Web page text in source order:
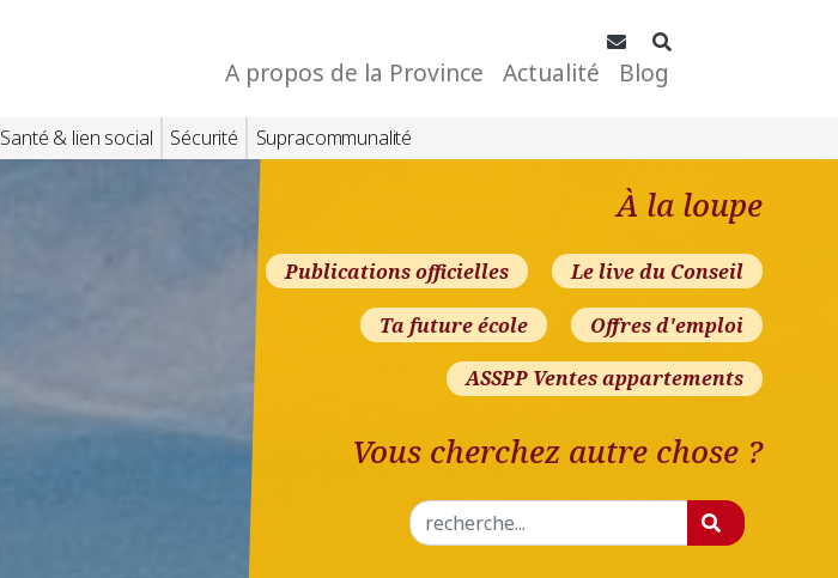
Contact
Rechercher
A propos de la Province Actualité Blog
Santé & lien social Sécurité Supracommunalité
À la loupe
Publications officielles Le live du Conseil
Ta future école Offres d'emploi
ASSPP Ventes appartements
Vous cherchez autre chose ?
Rechercher